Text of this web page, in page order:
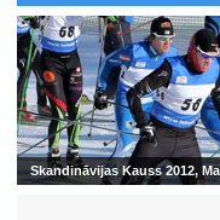
Skandināvijas Kauss 2012,